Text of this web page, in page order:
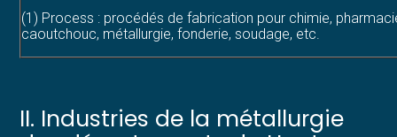
(1) Process : procédés de fabrication pour chimie,
caoutchouc, métallurgie, fonderie, soudage, etc.
II. Industries de la métallurgie